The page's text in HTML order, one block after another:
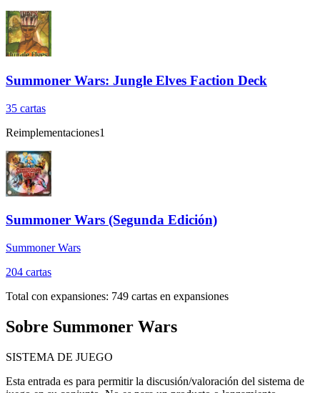
Summoner Wars: Jungle Elves Faction Deck
35 cartas
Reimplementaciones1
Summoner Wars (Segunda Edición)
Summoner Wars
204 cartas
Total con expansiones: 749 cartas en expansiones
Sobre Summoner Wars
SISTEMA DE JUEGO
Esta entrada es para permitir la discusión/valoración del sistema de